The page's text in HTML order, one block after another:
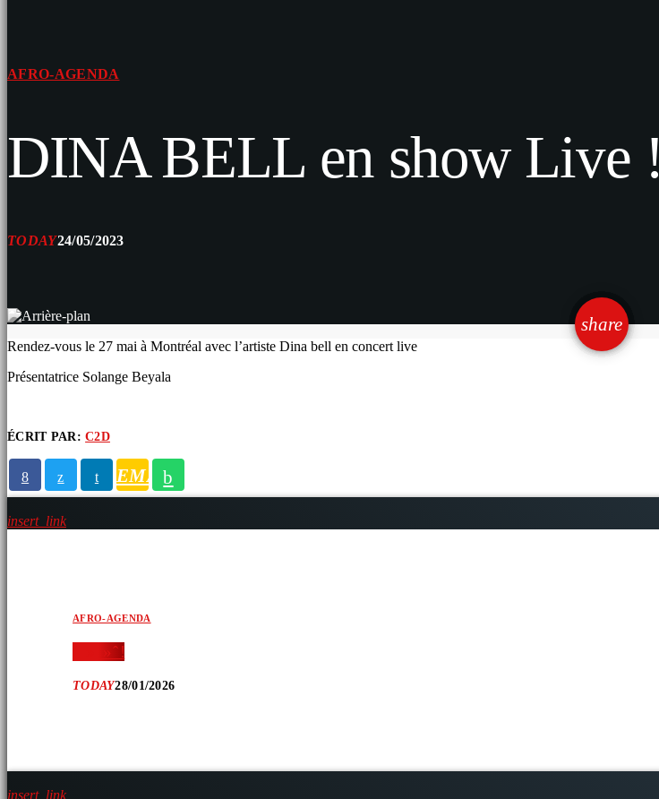
AFRO-AGENDA
DINA BELL en show Live !
TODAY24/05/2023
share
email
Rendez-vous le 27 mai à Montréal avec l’artiste Dina bell en concert live
Présentatrice Solange Beyala
ÉCRIT PAR:C2D
EMAIL
insert_link
AFRO-AGENDA
‘ » » ̂ !
TODAY28/01/2026
insert_link